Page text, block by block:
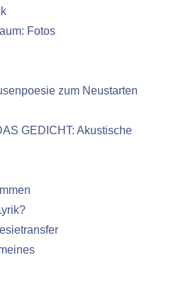
Fotos
zum Neustarten
GEDICHT: Akustische